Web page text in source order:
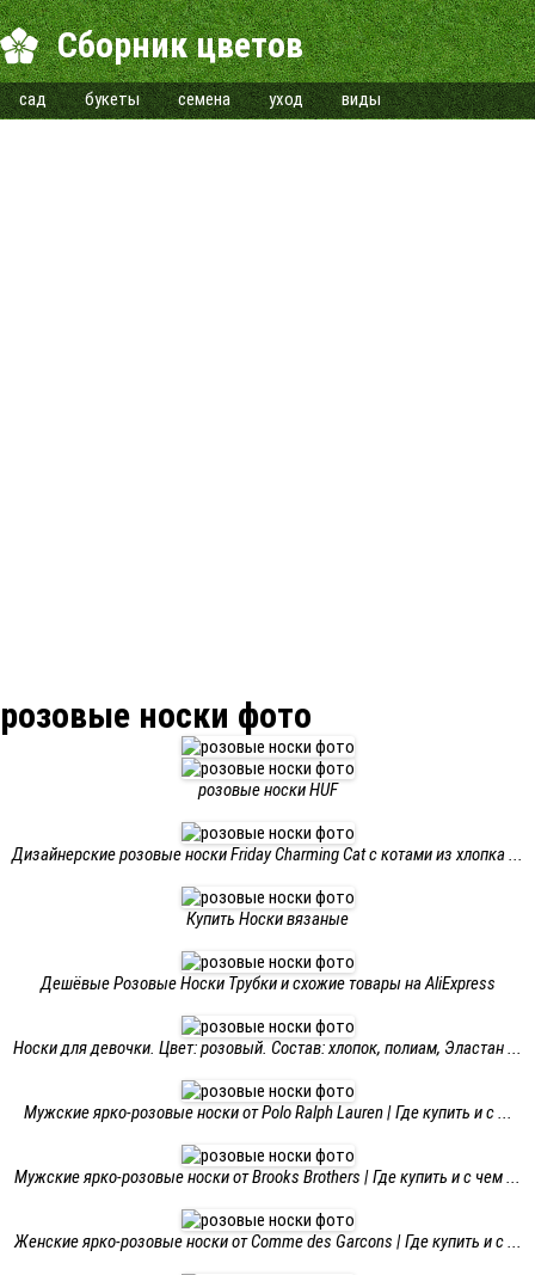
Сборник цветов
сад букеты семена уход виды
розовые носки фото
розовые носки HUF
Дизайнерские розовые носки Friday Charming Cat с котами из хлопка ...
Купить Носки вязаные
Дешёвые Розовые Носки Трубки и схожие товары на AliExpress
Носки для девочки. Цвет: розовый. Состав: хлопок, полиам, Эластан ...
Мужские ярко-розовые носки от Polo Ralph Lauren | Где купить и с ...
Мужские ярко-розовые носки от Brooks Brothers | Где купить и с чем ...
Женские ярко-розовые носки от Comme des Garcons | Где купить и с ...